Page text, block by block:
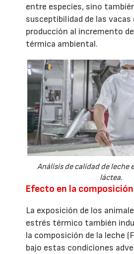
entre especies, sino
susceptibilidad de las vacas
producción al incremento
térmica ambiental.
Análisis de calidad de leche
láctea.
Efecto en la
La exposición de los
estrés térmico también
la composición de la leche
bajo estas condiciones